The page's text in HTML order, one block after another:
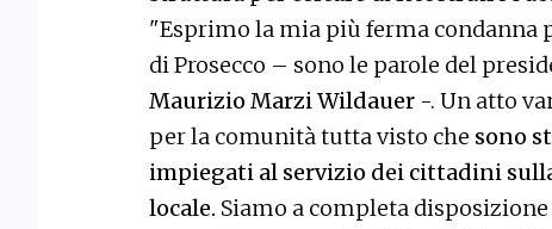
"Esprimo la mia più ferma condanna
di Prosecco – sono le parole del
Maurizio Marzi Wildauer -. Un atto
per la comunità tutta visto che sono
impiegati al servizio dei cittadini
locale. Siamo a completa